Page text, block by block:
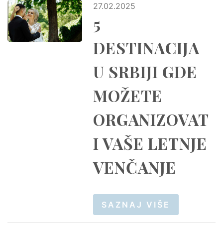
27.02.2025
5
DESTINACIJA
U SRBIJI GDE
MOŽETE
ORGANIZOVAT
I VAŠE LETNJE
VENČANJE
SAZNAJ VIŠE